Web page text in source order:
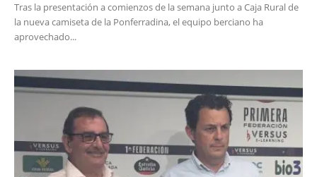
Tras la presentación a comienzos de la semana junto a Caja Rural de
la nueva camiseta de la Ponferradina, el equipo berciano ha
aprovechado...